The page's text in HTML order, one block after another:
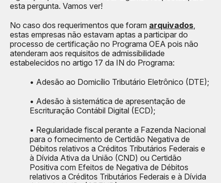
esta pergunta. Vamos ver!
No caso dos requerimentos que foram arquivados,
estas empresas não estavam aptas a participar do
processo de certificação no Programa OEA pois não
atenderam aos requisitos de admissibilidade
estabelecidos no artigo 17 da IN do Programa:
• Adesão ao Domicílio Tributário Eletrônico (DTE);
• Adesão à sistemática de apresentação de
Escrituração Contábil Digital (ECD);
• Regularidade fiscal perante a Fazenda Nacional
para o fornecimento de Certidão Negativa de
Débitos relativos a Créditos Tributários Federais e
à Dívida Ativa da União (CND) ou Certidão
Positiva com Efeitos de Negativa de Débitos
relativos a Créditos Tributários Federais e à Dívida